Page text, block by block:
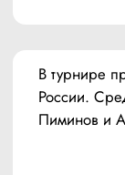
В турнире
России.
Пиминов и